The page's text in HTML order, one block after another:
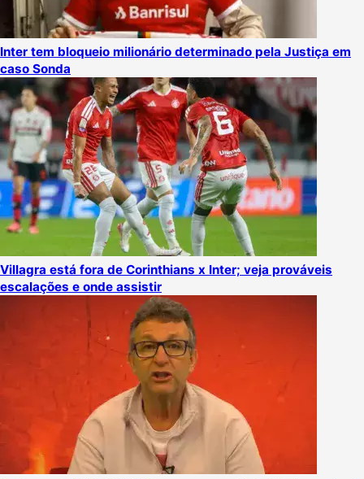
Inter tem bloqueio milionário determinado pela Justiça em
caso Sonda
Villagra está fora de Corinthians x Inter; veja prováveis
escalações e onde assistir